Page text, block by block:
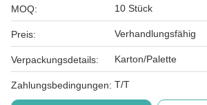
MOQ: 10 Stück
Preis: Verhandlungsfähig
Verpackungsdetails: Karton/Palette
Zahlungsbedingungen: T/T